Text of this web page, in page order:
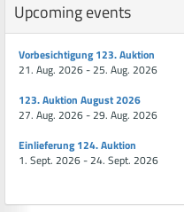
Upcoming events
Vorbesichtigung 123. Auktion
21. Aug. 2026 - 25. Aug. 2026
123. Auktion August 2026
27. Aug. 2026 - 29. Aug. 2026
Einlieferung 124. Auktion
1. Sept. 2026 - 24. Sept. 2026